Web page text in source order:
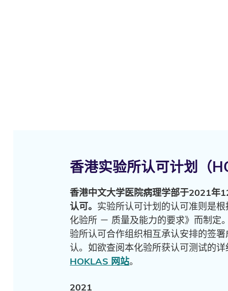
香港实验所认可计划（
香港中文大学医院病理学部于2021年
认可。 实验所认可计划的认可准则是
化验所 － 质量及能力的要求》而制定
验所认可合作组织相互承认安排的签
认。如欲查阅本化验所获认可测试的
HOKLAS 网站。
2021